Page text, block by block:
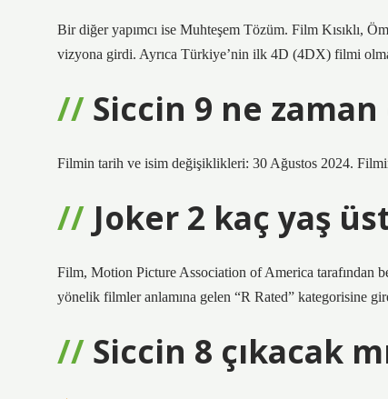
Bir diğer yapımcı ise Muhteşem Tözüm. Film Kısıklı,
vizyona girdi. Ayrıca Türkiye’nin ilk 4D (4DX) filmi
Siccin 9 ne zaman
Filmin tarih ve isim değişiklikleri: 30 Ağustos 2024.
Joker 2 kaç yaş
Film, Motion Picture Association of America tarafından
yönelik filmler anlamına gelen “R Rated” kategorisine
Siccin 8 çıkacak